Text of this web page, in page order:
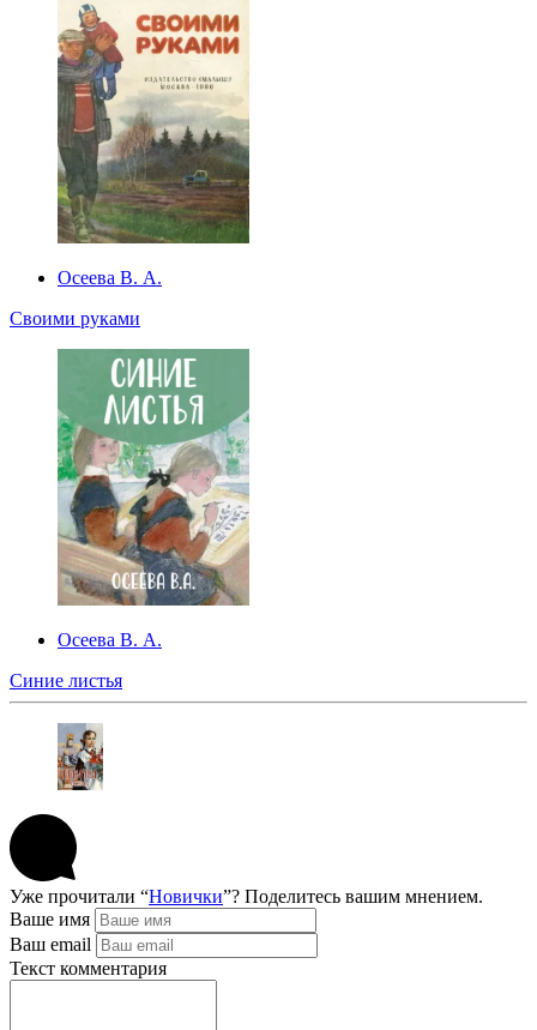
Осеева В. А.
Своими руками
Осеева В. А.
Синие листья
Уже прочитали “Новички”? Поделитесь вашим мнением.
Ваше имя
Ваш email
Текст комментария